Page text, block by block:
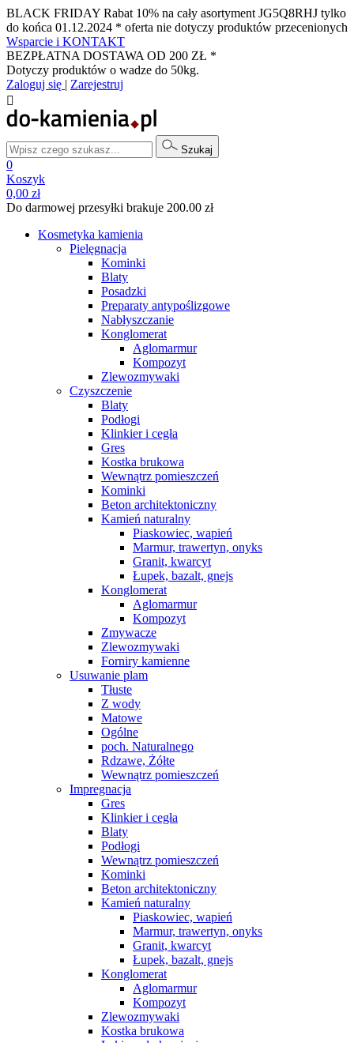
BLACK FRIDAY Rabat 10% na cały asortyment JG5Q8RHJ tylko
do końca 01.12.2024 * oferta nie dotyczy produktów przecenionych
Wsparcie i KONTAKT
BEZPŁATNA DOSTAWA OD 200 ZŁ *
Dotyczy produktów o wadze do 50kg.
Zaloguj się | Zarejestruj

Szukaj
0
Koszyk
0,00 zł
Do darmowej przesyłki brakuje 200.00 zł
Kosmetyka kamienia
Pielęgnacja
Kominki
Blaty
Posadzki
Preparaty antypoślizgowe
Nabłyszczanie
Konglomerat
Aglomarmur
Kompozyt
Zlewozmywaki
Czyszczenie
Blaty
Podłogi
Klinkier i cegła
Gres
Kostka brukowa
Wewnątrz pomieszczeń
Kominki
Beton architektoniczny
Kamień naturalny
Piaskowiec, wapień
Marmur, trawertyn, onyks
Granit, kwarcyt
Łupek, bazalt, gnejs
Konglomerat
Aglomarmur
Kompozyt
Zmywacze
Zlewozmywaki
Forniry kamienne
Usuwanie plam
Tłuste
Z wody
Matowe
Ogólne
poch. Naturalnego
Rdzawe, Żółte
Wewnątrz pomieszczeń
Impregnacja
Gres
Klinkier i cegła
Blaty
Podłogi
Wewnątrz pomieszczeń
Kominki
Beton architektoniczny
Kamień naturalny
Piaskowiec, wapień
Marmur, trawertyn, onyks
Granit, kwarcyt
Łupek, bazalt, gnejs
Konglomerat
Aglomarmur
Kompozyt
Zlewozmywaki
Kostka brukowa